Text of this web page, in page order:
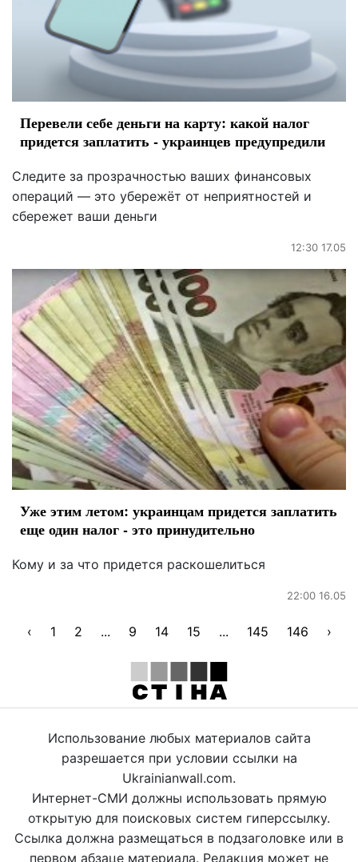
Перевели себе деньги на карту: какой налог
придется заплатить - украинцев предупредили
Следите за прозрачностью ваших финансовых
операций — это убережёт от неприятностей и
сбережет ваши деньги
12:30 17.05
Уже этим летом: украинцам придется заплатить
еще один налог - это принудительно
Кому и за что придется раскошелиться
22:00 16.05
‹ 1 2 ... 9 14 15 ... 145 146 ›
Использование любых материалов сайта
разрешается при условии ссылки на
Ukrainianwall.com.
Интернет-СМИ должны использовать прямую
открытую для поисковых систем гиперссылку.
Ссылка должна размещаться в подзаголовке или в
первом абзаце материала. Редакция может не